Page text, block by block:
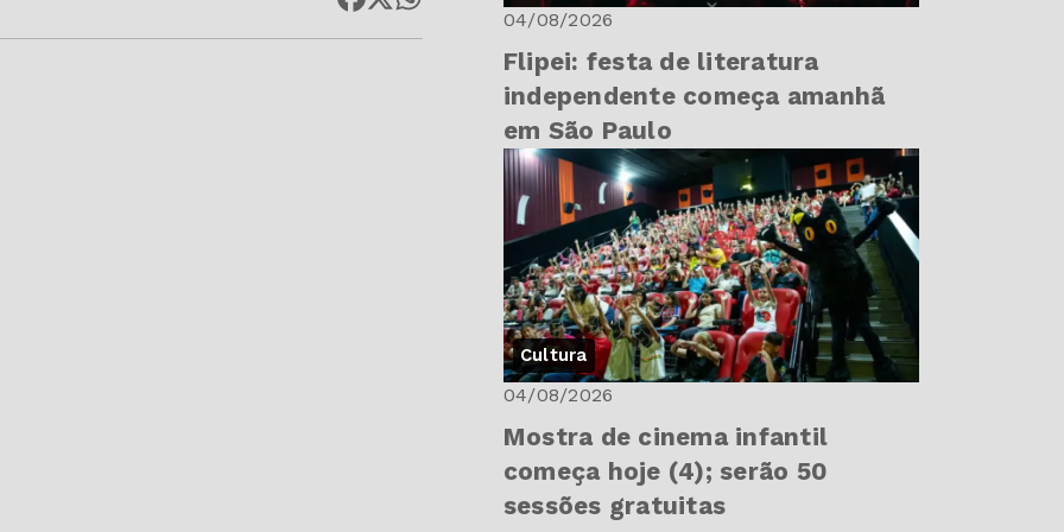
04/08/2026
Flipei: festa de literatura
independente começa amanhã
em São Paulo
Cultura
04/08/2026
Mostra de cinema infantil
começa hoje (4); serão 50
sessões gratuitas